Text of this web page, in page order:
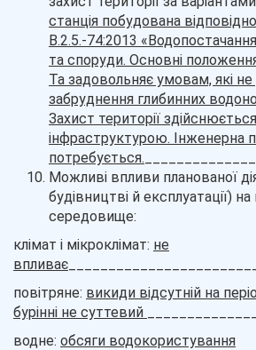
станція побудована
В.2.5.-74:2013
та споруди. Основні
Та задовольняє умовам, які
забруднення глибинних
Захист території
інфраструктурою. Інженерна
потребується.
Можливі впливи планованої
будівництві й експлуатації)
середовище:
клімат і мікроклімат: не
впливає
повітряне: викиди відсутній на
бурінні не суттевий
водне: обсяги водокористування